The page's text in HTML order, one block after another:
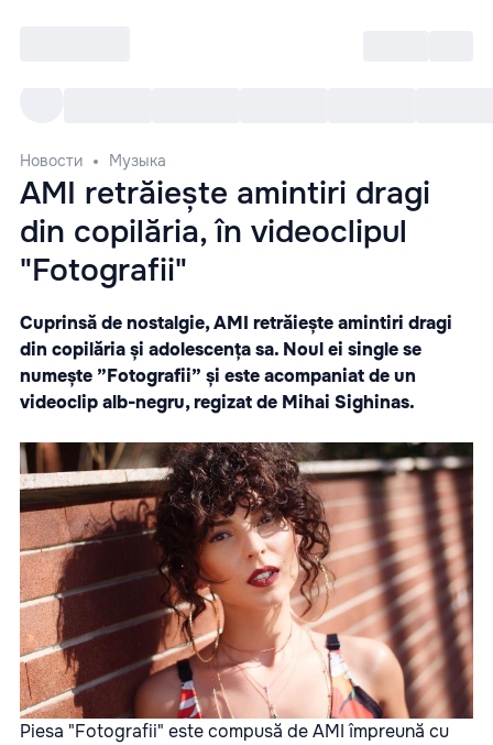
Новости Музыка
AMI retrăiește amintiri dragi
din copilăria, în videoclipul
"Fotografii"
Cuprinsă de nostalgie, AMI retrăiește amintiri dragi
din copilăria și adolescența sa. Noul ei single se
numește ”Fotografii” și este acompaniat de un
videoclip alb-negru, regizat de Mihai Sighinas.
Piesa "Fotografii" este compusă de AMI împreună cu